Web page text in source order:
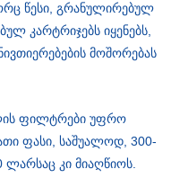
წესი, გრანულირებულ
კარტრიჯებს იყენებს,
მოშორებას
ფილტრები უფრო
ფასი, საშუალოდ, 300-
ლარსაც კი მიაღწიოს.